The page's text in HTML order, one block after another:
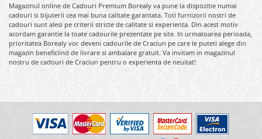
Magazinul online de Cadouri Premium Borealy va pune la dispozitie numai
cadouri si bijuterii cea mai buna calitate garantata. Toti furnizorii nostri de
cadouri sunt alesi pe criterii stricte de calitate si experienta. Din acest motiv
acordam garantie la toate cadourile prezentate pe site. In urmatoarea perioada,
prioritatea Borealy vor deveni cadourile de Craciun pe care le puteti alege din
magazin beneficiind de livrare si ambalare gratuit. Va invitam in magazinul
nostru de cadouri de Craciun pentru o experienta de neuitat!